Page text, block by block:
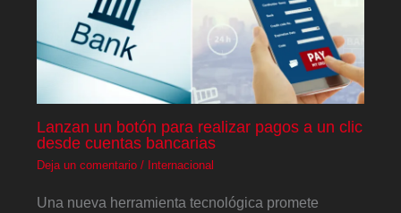
Lanzan un botón para realizar pagos a un clic
desde cuentas bancarias
Deja un comentario / Internacional
Una nueva herramienta tecnológica promete